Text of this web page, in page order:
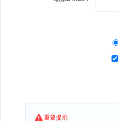
重要提示